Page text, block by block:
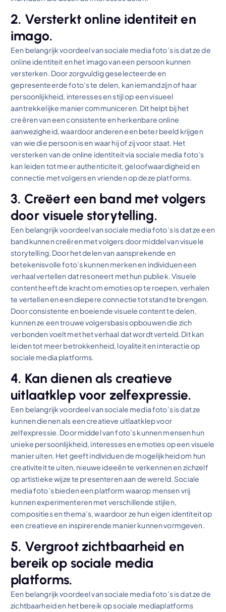
2. Versterkt online identiteit en
imago.
Een belangrijk voordeel van sociale media foto’s is dat ze de
online identiteit en het imago van een persoon kunnen
versterken. Door zorgvuldig geselecteerde en
gepresenteerde foto’s te delen, kan iemand zijn of haar
persoonlijkheid, interesses en stijl op een visueel
aantrekkelijke manier communiceren. Dit helpt bij het
creëren van een consistente en herkenbare online
aanwezigheid, waardoor anderen een beter beeld krijgen
van wie die persoon is en waar hij of zij voor staat. Het
versterken van de online identiteit via sociale media foto’s
kan leiden tot meer authenticiteit, geloofwaardigheid en
connectie met volgers en vrienden op deze platforms.
3. Creëert een band met volgers
door visuele storytelling.
Een belangrijk voordeel van sociale media foto’s is dat ze een
band kunnen creëren met volgers door middel van visuele
storytelling. Door het delen van aansprekende en
betekenisvolle foto’s kunnen merken en individuen een
verhaal vertellen dat resoneert met hun publiek. Visuele
content heeft de kracht om emoties op te roepen, verhalen
te vertellen en een diepere connectie tot stand te brengen.
Door consistente en boeiende visuele content te delen,
kunnen ze een trouwe volgersbasis opbouwen die zich
verbonden voelt met het verhaal dat wordt verteld. Dit kan
leiden tot meer betrokkenheid, loyaliteit en interactie op
sociale media platforms.
4. Kan dienen als creatieve
uitlaatklep voor zelfexpressie.
Een belangrijk voordeel van sociale media foto’s is dat ze
kunnen dienen als een creatieve uitlaatklep voor
zelfexpressie. Door middel van foto’s kunnen mensen hun
unieke persoonlijkheid, interesses en emoties op een visuele
manier uiten. Het geeft individuen de mogelijkheid om hun
creativiteit te uiten, nieuwe ideeën te verkennen en zichzelf
op artistieke wijze te presenteren aan de wereld. Sociale
media foto’s bieden een platform waarop mensen vrij
kunnen experimenteren met verschillende stijlen,
composities en thema’s, waardoor ze hun eigen identiteit op
een creatieve en inspirerende manier kunnen vormgeven.
5. Vergroot zichtbaarheid en
bereik op sociale media
platforms.
Een belangrijk voordeel van sociale media foto’s is dat ze de
zichtbaarheid en het bereik op sociale mediaplatforms